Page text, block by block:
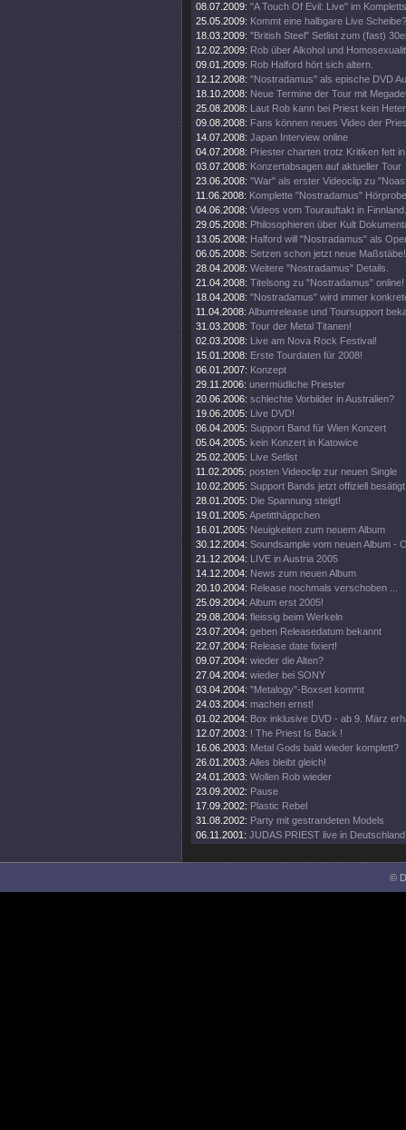
08.07.2009: "A Touch Of Evil: Live" im
25.05.2009: Kommt eine halbgare Live Scheibe?
18.03.2009: "British Steel" Setlist zum (fast)
12.02.2009: Rob über Alkohol und
09.01.2009: Rob Halford hört sich altern.
12.12.2008: "Nostradamus" als epische DVD
18.10.2008: Neue Termine der Tour mit
25.08.2008: Laut Rob kann bei Priest kein
09.08.2008: Fans können neues Video der
14.07.2008: Japan Interview online
04.07.2008: Priester charten trotz Kritiken fett
03.07.2008: Konzertabsagen auf aktueller Tour
23.06.2008: "War" als erster Videoclip zu
11.06.2008: Komplette "Nostradamus"
04.06.2008: Videos vom Tourauftakt in Finnland.
29.05.2008: Philosophieren über Kult
13.05.2008: Halford will "Nostradamus" als
06.05.2008: Setzen schon jetzt neue Maßstäbe!
28.04.2008: Weitere "Nostradamus" Details.
21.04.2008: Titelsong zu "Nostradamus" online!
18.04.2008: "Nostradamus" wird immer
11.04.2008: Albumrelease und Toursupport
31.03.2008: Tour der Metal Titanen!
02.03.2008: Live am Nova Rock Festival!
15.01.2008: Erste Tourdaten für 2008!
06.01.2007: Konzept
29.11.2006: unermüdliche Priester
20.06.2006: schlechte Vorbilder in Australien?
19.06.2005: Live DVD!
06.04.2005: Support Band für Wien Konzert
05.04.2005: kein Konzert in Katowice
25.02.2005: Live Setlist
11.02.2005: posten Videoclip zur neuen Single
10.02.2005: Support Bands jetzt offiziell besätigt
28.01.2005: Die Spannung steigt!
19.01.2005: Apetitthäppchen
16.01.2005: Neuigkeiten zum neuem Album
30.12.2004: Soundsample vom neuen Album -
21.12.2004: LIVE in Austria 2005
14.12.2004: News zum neuen Album
20.10.2004: Release nochmals verschoben ...
25.09.2004: Album erst 2005!
29.08.2004: fleissig beim Werkeln
23.07.2004: geben Releasedatum bekannt
22.07.2004: Release date fixiert!
09.07.2004: wieder die Alten?
27.04.2004: wieder bei SONY
03.04.2004: "Metalogy"-Boxset kommt
24.03.2004: machen ernst!
01.02.2004: Box inklusive DVD - ab 9. März
12.07.2003: ! The Priest Is Back !
16.06.2003: Metal Gods bald wieder komplett?
26.01.2003: Alles bleibt gleich!
24.01.2003: Wollen Rob wieder
23.09.2002: Pause
17.09.2002: Plastic Rebel
31.08.2002: Party mit gestrandeten Models
06.11.2001: JUDAS PRIEST live in Deutschland
©